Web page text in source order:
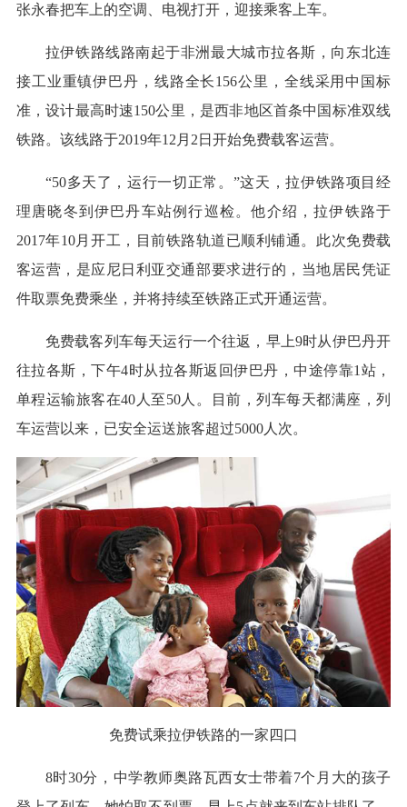
张永春把车上的空调、电视打开，迎接乘客上车。
拉伊铁路线路南起于非洲最大城市拉各斯，向东北连
接工业重镇伊巴丹，线路全长156公里，全线采用中国标
准，设计最高时速150公里，是西非地区首条中国标准双线
铁路。该线路于2019年12月2日开始免费载客运营。
“50多天了，运行一切正常。”这天，拉伊铁路项目经
理唐晓冬到伊巴丹车站例行巡检。他介绍，拉伊铁路于
2017年10月开工，目前铁路轨道已顺利铺通。此次免费载
客运营，是应尼日利亚交通部要求进行的，当地居民凭证
件取票免费乘坐，并将持续至铁路正式开通运营。
免费载客列车每天运行一个往返，早上9时从伊巴丹开
往拉各斯，下午4时从拉各斯返回伊巴丹，中途停靠1站，
单程运输旅客在40人至50人。目前，列车每天都满座，列
车运营以来，已安全运送旅客超过5000人次。
免费试乘拉伊铁路的一家四口
8时30分，中学教师奥路瓦西女士带着7个月大的孩子